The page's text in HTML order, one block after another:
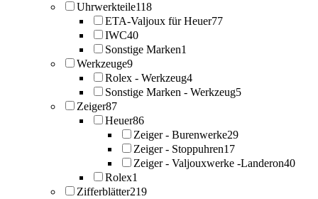
Uhrwerkteile118
ETA-Valjoux für Heuer77
IWC40
Sonstige Marken1
Werkzeuge9
Rolex - Werkzeug4
Sonstige Marken - Werkzeug5
Zeiger87
Heuer86
Zeiger - Burenwerke29
Zeiger - Stoppuhren17
Zeiger - Valjouxwerke -Landeron40
Rolex1
Zifferblätter219